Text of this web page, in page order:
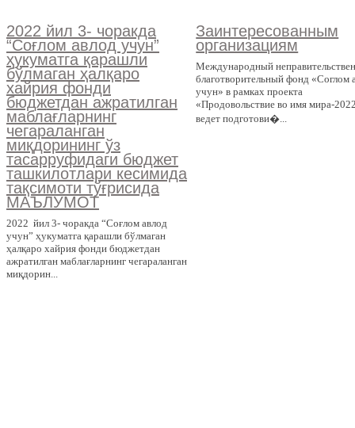
2022 йил 3- чоракда
“Соғлом авлод учун”
ҳукуматга қарашли
бўлмаган ҳалқаро
хайрия фонди
бюджетдан ажратилган
маблағларнинг
чегараланган
миқдорининг ўз
тасарруфидаги бюджет
ташкилотлари кесимида
тақсимоти тўғрисида
МАЪЛУМОТ
2022 йил 3- чоракда “Соғлом авлод
учун” ҳукуматга қарашли бўлмаган
ҳалқаро хайрия фонди бюджетдан
ажратилган маблағларнинг чегараланган
миқдорин...
Заинтересованным
организациям
Международный
благотворительный фонд «Соглом
учун» в рамках проекта
«Продовольствие во имя мира-
ведет подготови�...